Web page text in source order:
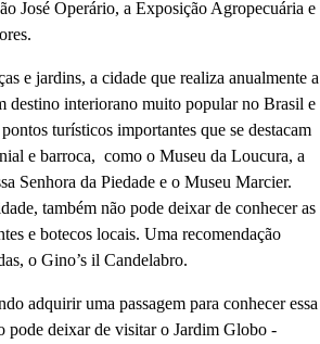
José Operário, a Exposição Agropecuária e
e jardins, a cidade que realiza anualmente a
destino interiorano muito popular no Brasil e
turísticos importantes que se destacam
e barroca, como o Museu da Loucura, a
Senhora da Piedade e o Museu Marcier.
também não pode deixar de conhecer as
e botecos locais. Uma recomendação
o Gino’s il Candelabro.
adquirir uma passagem para conhecer essa
pode deixar de visitar o Jardim Globo -